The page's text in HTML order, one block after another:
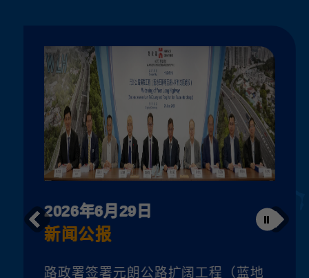
2026年6月29日
新闻公报
路政署签署元朗公路扩阔工程（蓝地